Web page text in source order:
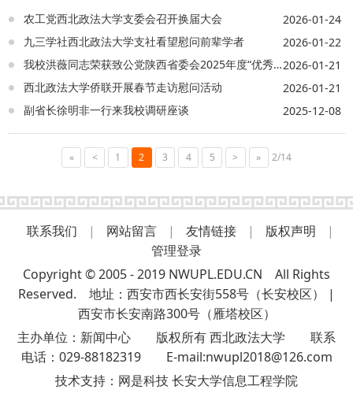
坚实、履职有力、作风优良、制度健全的新
时代高素质参政党基层组织。 致公党陕
铁龙，我校统战部相关人员，我校致公党支
委会党员参加会议。
农工党西北政法大学支委会召开换届大会
2026-01-24
九三学社西北政法大学支社看望慰问前辈学者
2026-01-22
我校洪薇同志荣获致公党陕西省委会2025年度“优秀党员”荣誉称号2026-01-21
西北政法大学侨联开展春节走访慰问活动
2026-01-21
副省长徐明非一行来我校调研座谈
2025-12-08
« < 1 2 3 4 5 > » 2/14
联系我们 | 网站留言 | 友情链接 | 版权声明
|
管理登录
Copyright © 2005 - 2019 NWUPL.EDU.CN All Rights
Reserved. 地址：西安市西长安街558号（长安校区） |
西安市长安南路300号（雁塔校区）
主办单位：新闻中心 版权所有 西北政法大学 联系
电话：029-88182319 E-mail:nwupl2018@126.com
技术支持： 网是科技 长安大学信息工程学院